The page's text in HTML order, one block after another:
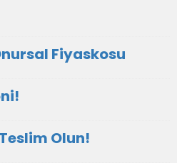
Fiyaskosu
Olun!